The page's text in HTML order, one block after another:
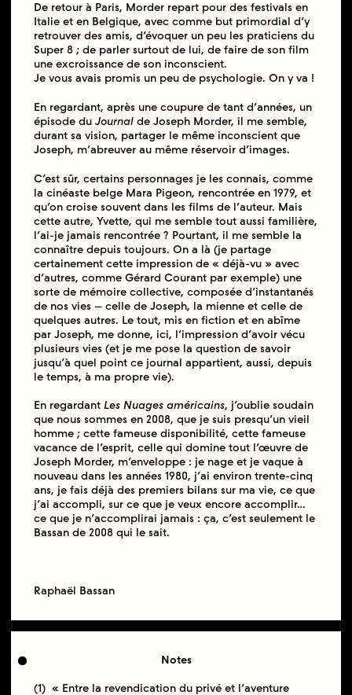
De retour à Paris, Morder repart pour des festivals en
Italie et en Belgique, avec comme but primordial d’y
retrouver des amis, d’évoquer un peu les praticiens du
Super 8 ; de parler surtout de lui, de faire de son film
une excroissance de son inconscient.
Je vous avais promis un peu de psychologie. On y va !
En regardant, après une coupure de tant d’années, un
épisode du Journal de Joseph Morder, il me semble,
durant sa vision, partager le même inconscient que
Joseph, m’abreuver au même réservoir d’images.
C’est sûr, certains personnages je les connais, comme
la cinéaste belge Mara Pigeon, rencontrée en 1979, et
qu’on croise souvent dans les films de l’auteur. Mais
cette autre, Yvette, qui me semble tout aussi familière,
l’ai-je jamais rencontrée ? Pourtant, il me semble la
connaître depuis toujours. On a là (je partage
certainement cette impression de « déjà-vu » avec
d’autres, comme Gérard Courant par exemple) une
sorte de mémoire collective, composée d’instantanés
de nos vies – celle de Joseph, la mienne et celle de
quelques autres. Le tout, mis en fiction et en abîme
par Joseph, me donne, ici, l’impression d’avoir vécu
plusieurs vies (et je me pose la question de savoir
jusqu’à quel point ce journal appartient, aussi, depuis
le temps, à ma propre vie).
En regardant Les Nuages américains, j’oublie soudain
que nous sommes en 2008, que je suis presqu’un vieil
homme ; cette fameuse disponibilité, cette fameuse
vacance de l’esprit, celle qui domine tout l’œuvre de
Joseph Morder, m’enveloppe : je nage et je vaque à
nouveau dans les années 1980, j’ai environ trente-cinq
ans, je fais déjà des premiers bilans sur ma vie, ce que
j’ai accompli, sur ce que je veux encore accomplir…
ce que je n’accomplirai jamais : ça, c’est seulement le
Bassan de 2008 qui le sait.
Raphaël Bassan
Notes
(1) « Entre la revendication du privé et l’aventure